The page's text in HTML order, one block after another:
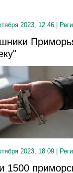
2023, 12:46 |
2023, 18:09 |
1500